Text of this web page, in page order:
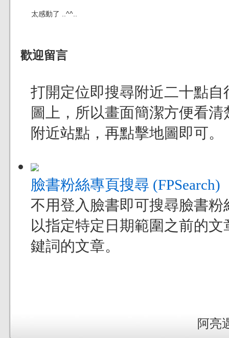
太感動了 ..^^..
歡迎留言
打開定位即搜尋附近二十點
圖上，所以畫面簡潔方便看
附近站點，再點擊地圖即可。
臉書粉絲專頁搜尋 (FPSearch)
不用登入臉書即可搜尋臉書
以指定特定日期範圍之前的
鍵詞的文章。
阿亮